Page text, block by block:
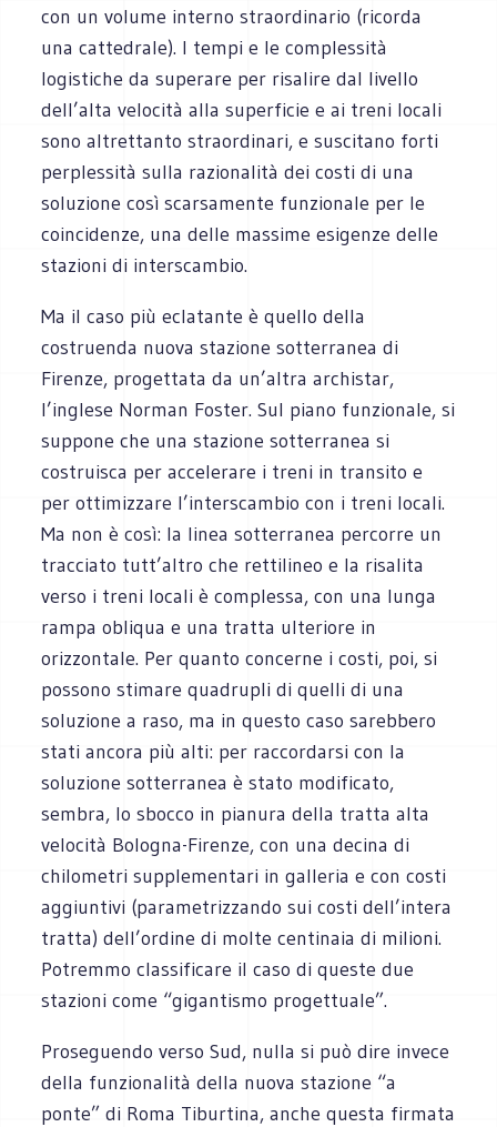
con un volume interno straordinario (ricorda
una cattedrale). I tempi e le complessità
logistiche da superare per risalire dal livello
dell’alta velocità alla superficie e ai treni locali
sono altrettanto straordinari, e suscitano forti
perplessità sulla razionalità dei costi di una
soluzione così scarsamente funzionale per le
coincidenze, una delle massime esigenze delle
stazioni di interscambio.
Ma il caso più eclatante è quello della
costruenda nuova stazione sotterranea di
Firenze, progettata da un’altra archistar,
l’inglese Norman Foster. Sul piano funzionale, si
suppone che una stazione sotterranea si
costruisca per accelerare i treni in transito e
per ottimizzare l’interscambio con i treni locali.
Ma non è così: la linea sotterranea percorre un
tracciato tutt’altro che rettilineo e la risalita
verso i treni locali è complessa, con una lunga
rampa obliqua e una tratta ulteriore in
orizzontale. Per quanto concerne i costi, poi, si
possono stimare quadrupli di quelli di una
soluzione a raso, ma in questo caso sarebbero
stati ancora più alti: per raccordarsi con la
soluzione sotterranea è stato modificato,
sembra, lo sbocco in pianura della tratta alta
velocità Bologna-Firenze, con una decina di
chilometri supplementari in galleria e con costi
aggiuntivi (parametrizzando sui costi dell’intera
tratta) dell’ordine di molte centinaia di milioni.
Potremmo classificare il caso di queste due
stazioni come “gigantismo progettuale”.
Proseguendo verso Sud, nulla si può dire invece
della funzionalità della nuova stazione “a
ponte” di Roma Tiburtina, anche questa firmata